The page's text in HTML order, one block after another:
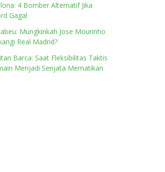
4 Bomber Alternatif Jika
Gagal
Mungkinkah Jose Mourinho
Real Madrid?
Barca: Saat Fleksibilitas Taktis
Menjadi Senjata Mematikan